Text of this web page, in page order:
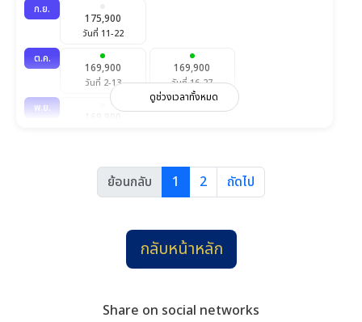
ก.ย.
175,900
วันที่ 11-22
ต.ค.
169,900
วันที่ 2-13
169,900
วันที่ 16-27
พ.ย.
175,900
วันที่ 24-4 ม.ค.
ดูช่วงเวลาทั้งหมด
ย้อนกลับ 1 2 ถัดไป
กลับหน้าหลัก
Share on social networks